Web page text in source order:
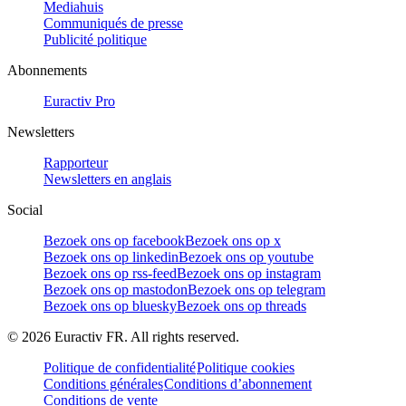
Mediahuis
Communiqués de presse
Publicité politique
Abonnements
Euractiv Pro
Newsletters
Rapporteur
Newsletters en anglais
Social
Bezoek ons op facebookBezoek ons op x
Bezoek ons op linkedinBezoek ons op youtube
Bezoek ons op rss-feedBezoek ons op instagram
Bezoek ons op mastodonBezoek ons op telegram
Bezoek ons op blueskyBezoek ons op threads
© 2026 Euractiv FR. All rights reserved.
Politique de confidentialitéPolitique cookies
Conditions généralesConditions d’abonnement
Conditions de vente